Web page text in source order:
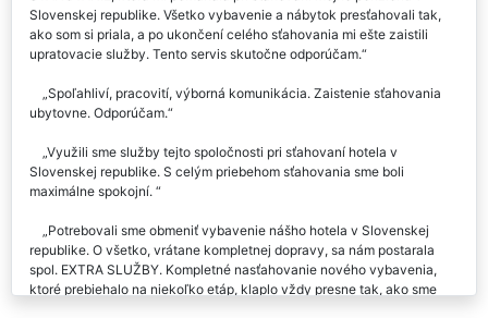
Slovenskej republike. Všetko vybavenie a nábytok presťahovali tak,
ako som si priala, a po ukončení celého sťahovania mi ešte zaistili
upratovacie služby. Tento servis skutočne odporúčam.
Spoľahliví, pracovití, výborná komunikácia. Zaistenie sťahovania
ubytovne. Odporúčam.
Využili sme služby tejto spoločnosti pri sťahovaní hotela v
Slovenskej republike. S celým priebehom sťahovania sme boli
maximálne spokojní.
Potrebovali sme obmeniť vybavenie nášho hotela v Slovenskej
republike. O všetko, vrátane kompletnej dopravy, sa nám postarala
spol. EXTRA SLUŽBY. Kompletné nasťahovanie nového vybavenia,
ktoré prebiehalo na niekoľko etáp, klaplo vždy presne tak, ako sme